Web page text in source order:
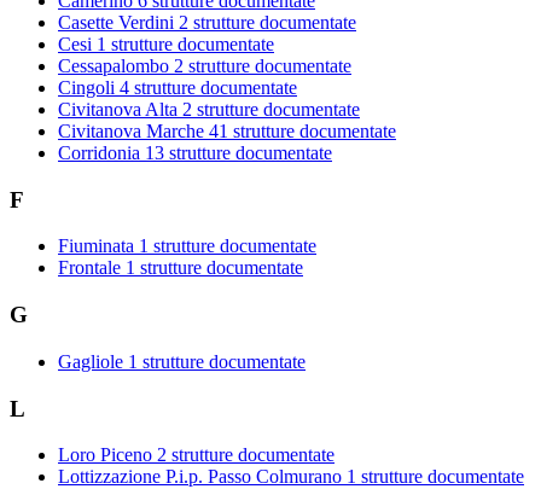
Casette Verdini 2 strutture documentate
Cesi 1 strutture documentate
Cessapalombo 2 strutture documentate
Cingoli 4 strutture documentate
Civitanova Alta 2 strutture documentate
Civitanova Marche 41 strutture documentate
Corridonia 13 strutture documentate
F
Fiuminata 1 strutture documentate
Frontale 1 strutture documentate
G
Gagliole 1 strutture documentate
L
Loro Piceno 2 strutture documentate
Lottizzazione P.i.p. Passo Colmurano 1 strutture documentate